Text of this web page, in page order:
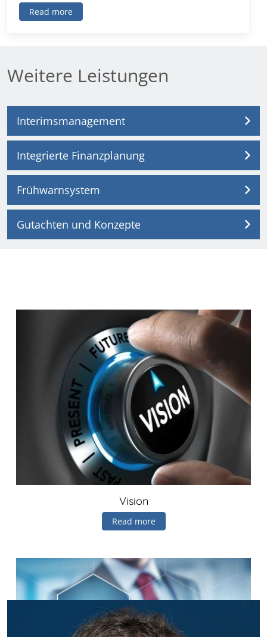
Read more
Weitere Leistungen
Interimsmanagement
Integrierte Finanzplanung
Frühwarnsystem
Gutachten und Konzepte
Vision
Read more